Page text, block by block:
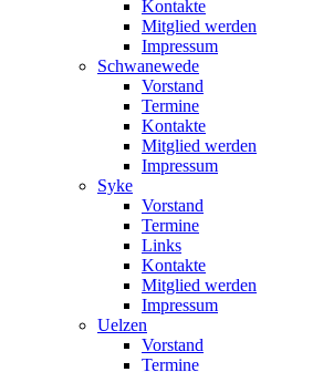
Kontakte
Mitglied werden
Impressum
Schwanewede
Vorstand
Termine
Kontakte
Mitglied werden
Impressum
Syke
Vorstand
Termine
Links
Kontakte
Mitglied werden
Impressum
Uelzen
Vorstand
Termine